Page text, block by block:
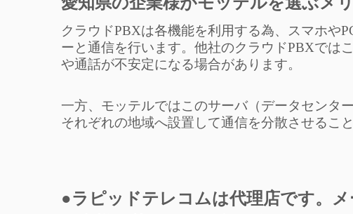
クラウドPBXは各機能を利用する為、スマホや
ーと通信を行います。他社のクラウドPBXでは
や通話が不安定になる場合があります。
一方、モッテルではこのサーバ（データセンタ
それぞれの地域へ設置して通信を分散させるこ
●ラピッドテレコムは代理店です。